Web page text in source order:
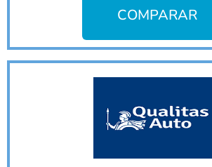
COMPARAR